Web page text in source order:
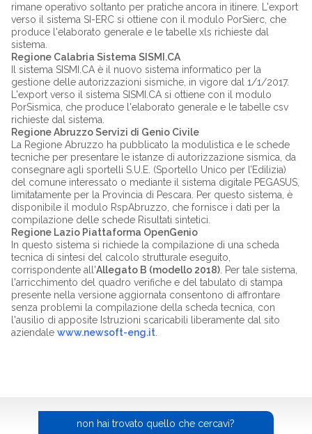
rimane operativo soltanto per pratiche ancora in itinere. L'export
verso il sistema SI-ERC si ottiene con il modulo PorSierc, che
produce l'elaborato generale e le tabelle xls richieste dal
sistema.
Regione Calabria Sistema SISMI.CA
Il sistema SISMI.CA è il nuovo sistema informatico per la
gestione delle autorizzazioni sismiche, in vigore dal 1/1/2017.
L'export verso il sistema SISMI.CA si ottiene con il modulo
PorSismica, che produce l'elaborato generale e le tabelle csv
richieste dal sistema.
Regione Abruzzo Servizi di Genio Civile
La Regione Abruzzo ha pubblicato la modulistica e le schede
tecniche per presentare le istanze di autorizzazione sismica, da
consegnare agli sportelli S.U.E. (Sportello Unico per l’Edilizia)
del comune interessato o mediante il sistema digitale PEGASUS,
limitatamente per la Provincia di Pescara. Per questo sistema, è
disponibile il modulo RspAbruzzo, che fornisce i dati per la
compilazione delle schede Risultati sintetici.
Regione Lazio Piattaforma OpenGenio
In questo sistema si richiede la compilazione di una scheda
tecnica di sintesi del calcolo strutturale eseguito,
corrispondente all'Allegato B (modello 2018). Per tale sistema,
l'arricchimento del quadro verifiche e del tabulato di stampa
presente nella versione aggiornata consentono di affrontare
senza problemi la compilazione della scheda tecnica, con
l'ausilio di apposite Istruzioni scaricabili liberamente dal sito
aziendale www.newsoft-eng.it.
non hai trovato quello che cercavi?